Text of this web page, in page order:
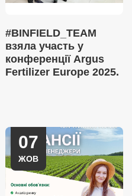
#BINFIELD_TEAM
взяла участь у
конференції Argus
Fertilizer Europe 2025.
07
ЖОВ